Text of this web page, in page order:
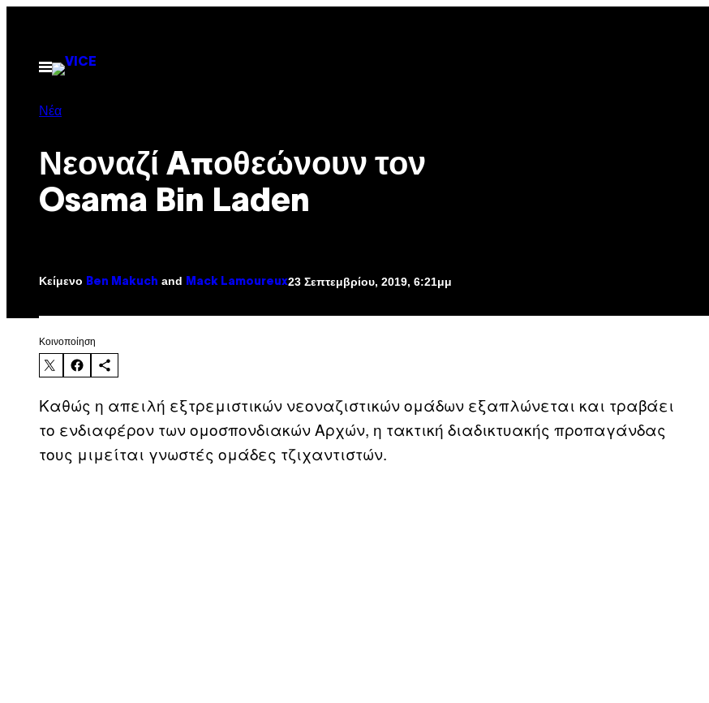
περιεχόμενο
Ανοίξτε
το
Νέα
Νεοναζί Aποθεώνουν τον
Osama Bin Laden
Κείμενο Ben Makuch and Mack Lamoureux23 Σεπτεμβρίου, 2019, 6:21μμ
Kοινοποίηση
Καθώς η απειλή εξτρεμιστικών νεοναζιστικών ομάδων εξαπλώνεται και τραβάει
το ενδιαφέρον των ομοσπονδιακών Aρχών, η τακτική διαδικτυακής προπαγάνδας
τους μιμείται γνωστές ομάδες τζιχαντιστών.